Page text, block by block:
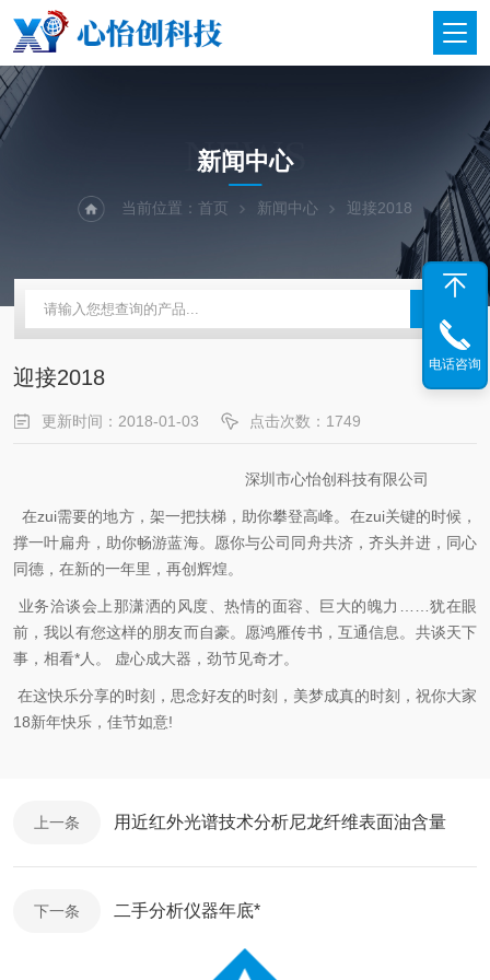
NEWS
新闻中心
当前位置： 首页 新闻中心 迎接2018
迎接2018
更新时间：2018-01-03 点击次数：1749
深圳市心怡创科技有限公司
在zui需要的地方，架一把扶梯，助你攀登高峰。在zui关键的时候，
撑一叶扁舟，助你畅游蓝海。愿你与公司同舟共济，齐头并进，同心
同德，在新的一年里，再创辉煌。
业务洽谈会上那潇洒的风度、热情的面容、巨大的魄力……犹在眼
前，我以有您这样的朋友而自豪。愿鸿雁传书，互通信息。共谈天下
事，相看*人。 虚心成大器，劲节见奇才。
在这快乐分享的时刻，思念好友的时刻，美梦成真的时刻，祝你大家
18新年快乐，佳节如意!
上一条 用近红外光谱技术分析尼龙纤维表面油含量
下一条 二手分析仪器年底*
电话咨询